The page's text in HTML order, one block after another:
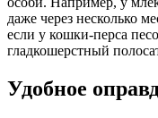
даже через несколько
если у кошки-перса
гладкошерстный
Удобное